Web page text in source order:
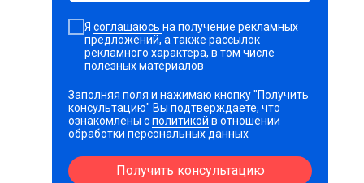
Я соглашаюсь на получение рекламных
предложений, а также рассылок
рекламного характера, в том числе
полезных материалов
Заполняя поля и нажимаю кнопку "Получить
консультацию" Вы подтверждаете, что
ознакомлены сполитикой в отношении
обработки персональных данных
Получить консультацию